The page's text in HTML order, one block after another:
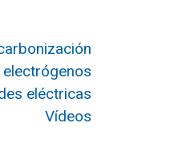
electrógenos
eléctricas
Vídeos